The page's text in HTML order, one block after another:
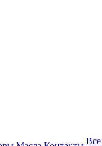
Все